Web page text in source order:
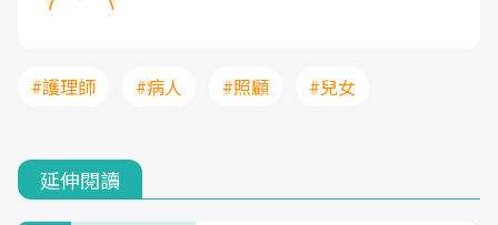
#護理師 #病人 #照顧 #兒女
延伸閱讀